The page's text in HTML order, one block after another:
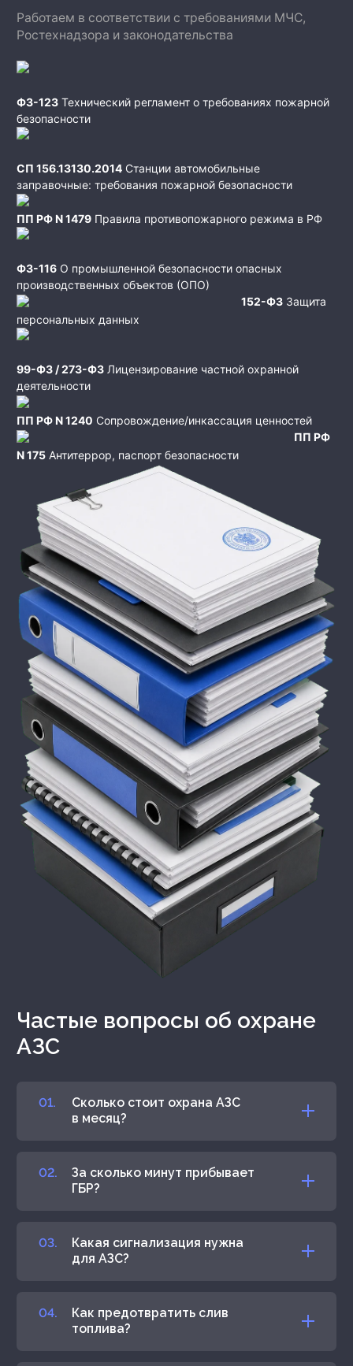
Работаем в соответствии с требованиями МЧС,
Ростехнадзора и законодательства
ФЗ-123 Технический регламент о требованиях пожарной
безопасности
СП 156.13130.2014 Станции автомобильные
заправочные: требования пожарной безопасности
ПП РФ N 1479 Правила противопожарного режима в РФ
ФЗ-116 О промышленной безопасности опасных
производственных объектов (ОПО)
152-ФЗ Защита
персональных данных
99-ФЗ / 273-ФЗ Лицензирование частной охранной
деятельности
ПП РФ N 1240 Сопровождение/инкассация ценностей
ПП РФ
N 175 Антитеррор, паспорт безопасности
Частые вопросы об охране
АЗС
Сколько стоит охрана АЗС
в месяц?
За сколько минут прибывает
ГБР?
Какая сигнализация нужна
для АЗС?
Как предотвратить слив
топлива?